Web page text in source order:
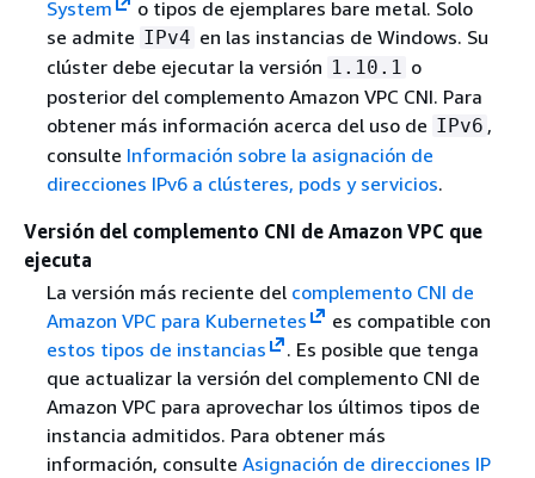
System
o tipos de ejemplares bare metal. Solo
se admite IPv4 en las instancias de Windows. Su
clúster debe ejecutar la versión 1.10.1 o
posterior del complemento Amazon VPC CNI. Para
obtener más información acerca del uso de IPv6 ,
consulte Información sobre la asignación de
direcciones IPv6 a clústeres, pods y servicios.
Versión del complemento CNI de Amazon VPC que
ejecuta
La versión más reciente del complemento CNI de
Amazon VPC para Kubernetes
es compatible con
estos tipos de instancias
. Es posible que tenga
que actualizar la versión del complemento CNI de
Amazon VPC para aprovechar los últimos tipos de
instancia admitidos. Para obtener más
información, consulte Asignación de direcciones IP